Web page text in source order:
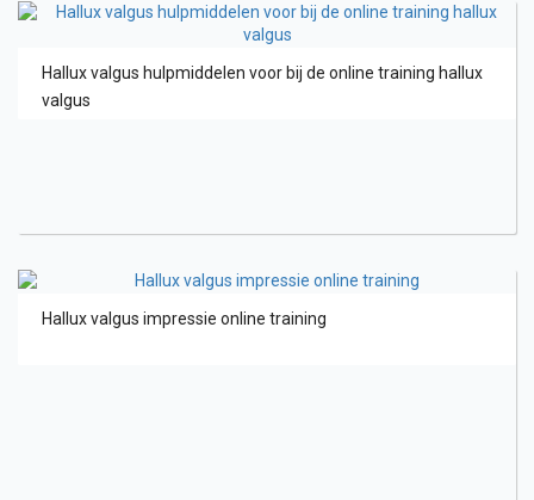
Hallux valgus hulpmiddelen voor bij de online training hallux
valgus
Hallux valgus impressie online training